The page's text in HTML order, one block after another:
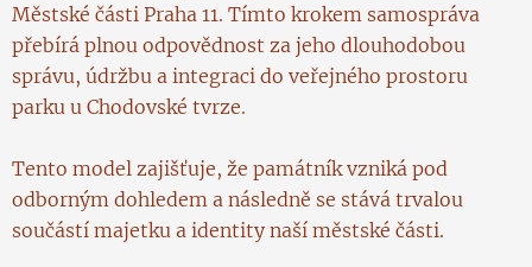
Městské části Praha 11. Tímto krokem samospráva
přebírá plnou odpovědnost za jeho dlouhodobou
správu, údržbu a integraci do veřejného prostoru
parku u Chodovské tvrze.
Tento model zajišťuje, že památník vzniká pod
odborným dohledem a následně se stává trvalou
součástí majetku a identity naší městské části.